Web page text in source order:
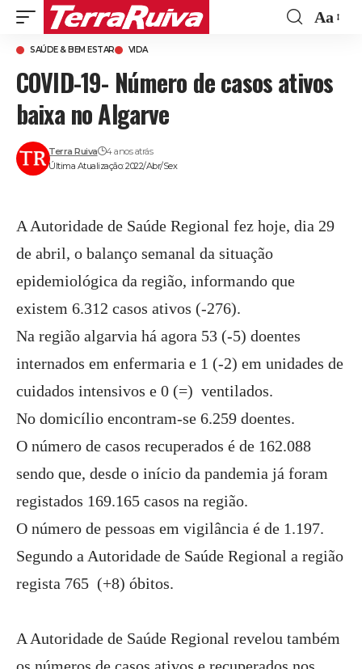
Aa
SAÚDE & BEM ESTAR VIDA
COVID-19- Número de casos ativos
baixa no Algarve
Última Atualização: 2022/Abr/Sex
Terra Ruiva 4 anos atrás
A Autoridade de Saúde Regional fez hoje, dia 29
de abril, o balanço semanal da situação
epidemiológica da região, informando que
existem 6.312 casos ativos (-276).
Na região algarvia há agora 53 (-5) doentes
internados em enfermaria e 1 (-2) em unidades de
cuidados intensivos e 0 (=) ventilados.
No domicílio encontram-se 6.259 doentes.
O número de casos recuperados é de 162.088
sendo que, desde o início da pandemia já foram
registados 169.165 casos na região.
O número de pessoas em vigilância é de 1.197.
Segundo a Autoridade de Saúde Regional a região
regista 765 (+8) óbitos.
A Autoridade de Saúde Regional revelou também